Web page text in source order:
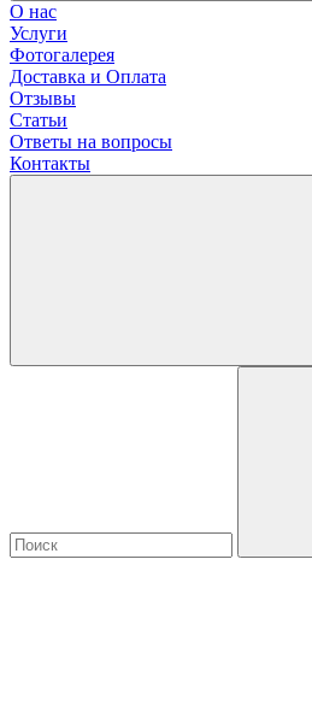
О нас
Услуги
Фотогалерея
Доставка и Оплата
Отзывы
Статьи
Ответы на вопросы
Контакты